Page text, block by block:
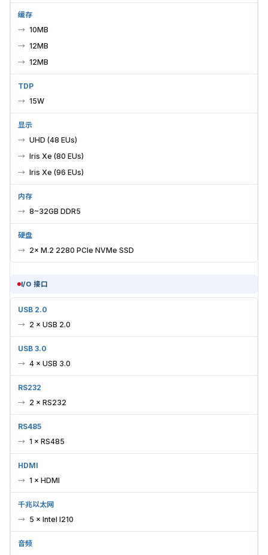
缓存
10MB
12MB
12MB
TDP
15W
显示
UHD (48 EUs)
Iris Xe (80 EUs)
Iris Xe (96 EUs)
内存
8~32GB DDR5
硬盘
2× M.2 2280 PCIe NVMe SSD
I/O 接口
USB 2.0
2 × USB 2.0
USB 3.0
4 × USB 3.0
RS232
2 × RS232
RS485
1 × RS485
HDMI
1 × HDMI
千兆以太网
5 × Intel I210
音频